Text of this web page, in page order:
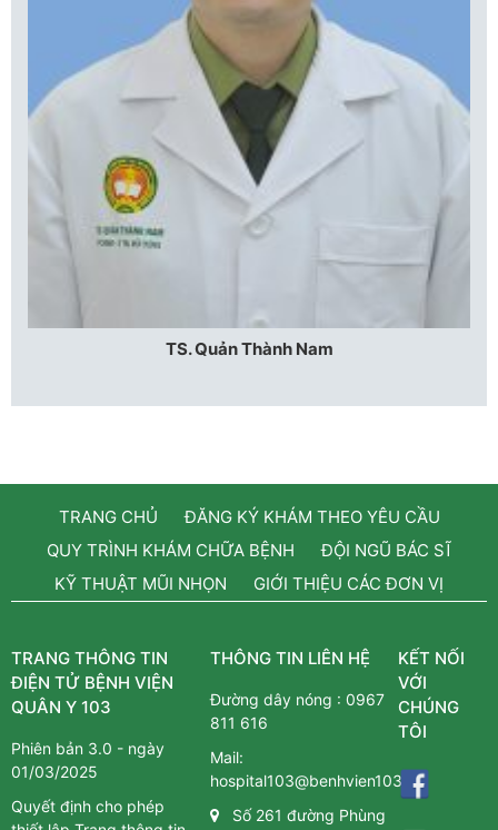
TS. Quản Thành Nam
TRANG CHỦ
ĐĂNG KÝ KHÁM THEO YÊU CẦU
QUY TRÌNH KHÁM CHỮA BỆNH
ĐỘI NGŨ BÁC SĨ
KỸ THUẬT MŨI NHỌN
GIỚI THIỆU CÁC ĐƠN VỊ
TRANG THÔNG TIN
ĐIỆN TỬ BỆNH VIỆN
QUÂN Y 103
Phiên bản 3.0 - ngày
01/03/2025
Quyết định cho phép
THÔNG TIN LIÊN HỆ
Đường dây nóng :0967
811 616
Mail:
hospital103@benhvien103.vn
Số 261 đường Phùng
KẾT NỐI
VỚI
CHÚNG
TÔI